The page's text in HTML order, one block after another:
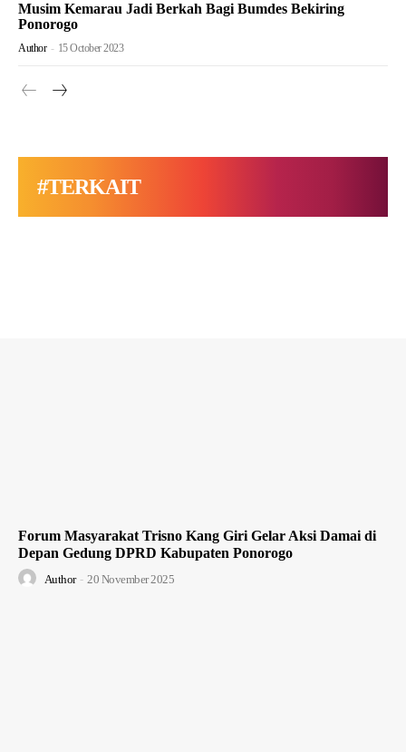
Musim Kemarau Jadi Berkah Bagi Bumdes Bekiring
Ponorogo
Author - 15 October 2023
#TERKAIT
Forum Masyarakat Trisno Kang Giri Gelar Aksi Damai di
Depan Gedung DPRD Kabupaten Ponorogo
Author - 20 November 2025